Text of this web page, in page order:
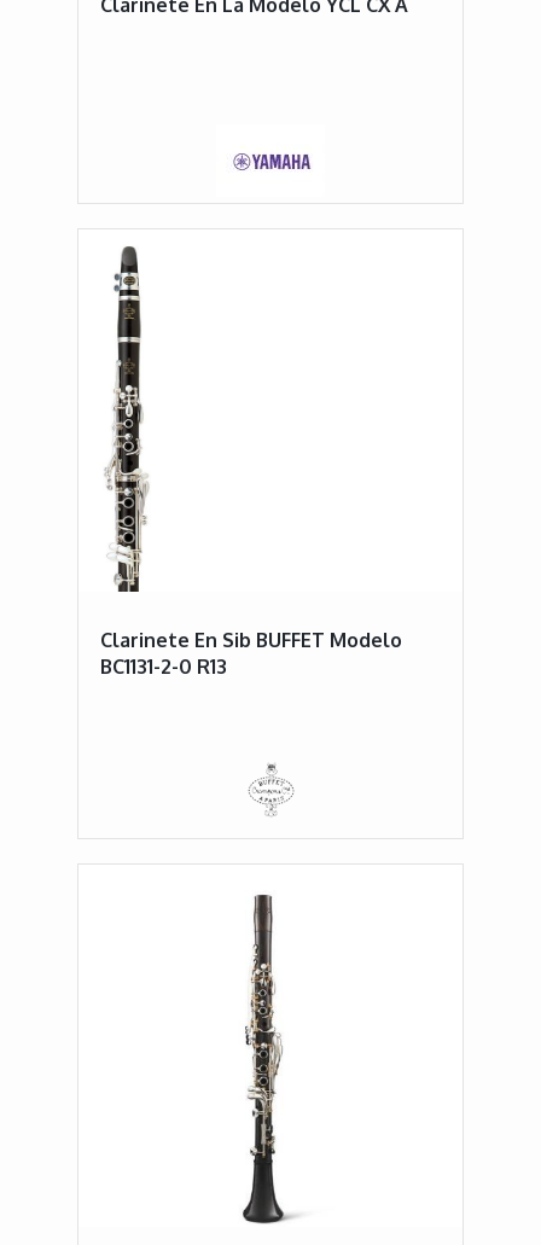
Clarinete En Sib BUFFET Modelo
BC1131-2-0 R13